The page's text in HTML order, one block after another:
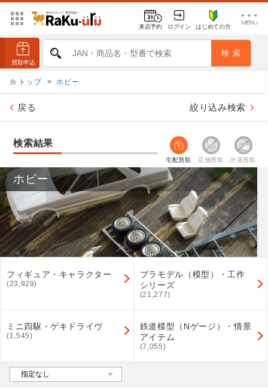
来店予約 ログイン はじめての方
トップ > ホビー
戻る 絞り込み検索
検索結果
宅配買取 店舗買取 出張買取
ホビー
フィギュア・キャラクター
(23,929)
プラモデル（模型）・工作
シリーズ
(21,277)
ミニ四駆・ゲキドライヴ
(1,545)
鉄道模型（Nゲージ）・情景
アイテム
(7,055)